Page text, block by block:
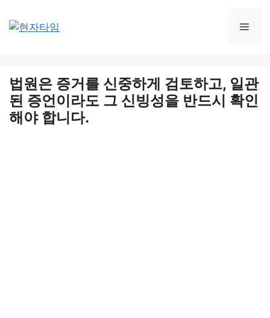
법원은 증거를 신중하게 검토하고, 일관
된 증언이라도 그 신빙성을 반드시 확인
해야 합니다.